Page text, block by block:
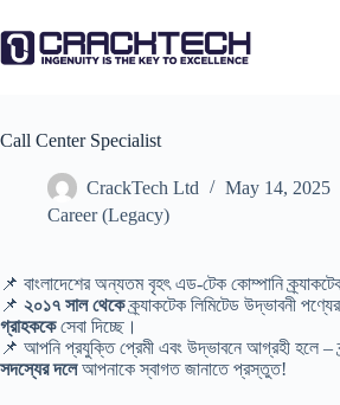
to
content
Call Center Specialist
CrackTech Ltd
May 14, 2025
Career (Legacy)
📌 বাংলাদেশের অন্যতম বৃহৎ এড-টেক কোম্পানি
📌 ২০১৭ সাল থেকেক্র্যাকটেক লিমিটেড উদ্ভাবনী
গ্রাহককেসেবা দিচ্ছে।
📌 আপনি প্রযুক্তি প্রেমী এবং উদ্ভাবনে আগ্রহী হলে –
সদস্যের দলেআপনাকে স্বাগত জানাতে প্রস্তুত!